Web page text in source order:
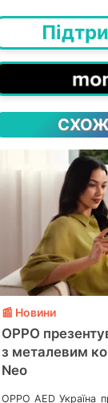
📰 Новини
OPPO
з металевим
Neo
OPPO AED Україна